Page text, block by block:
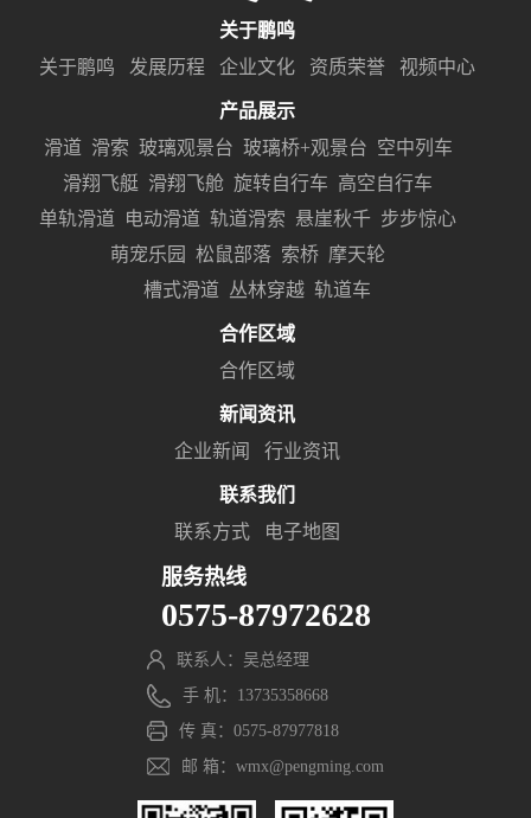
关于鹏鸣
关于鹏鸣
发展历程 企业文化 资质荣誉 视频中心
产品展示
滑道 滑索 玻璃观景台 玻璃桥+观景台 空中列车
滑翔飞艇 滑翔飞舱 旋转自行车 高空自行车
单轨滑道
电动滑道 轨道滑索 悬崖秋千 步步惊心
萌宠乐园
松鼠部落 索桥 摩天轮
槽式滑道 丛林穿越 轨道车
合作区域
合作区域
新闻资讯
企业新闻
行业资讯
联系我们
联系方式
电子地图
服务热线
0575-87972628
联系人：吴总经理
手 机：13735358668
传 真：0575-87977818
邮 箱：wmx@pengming.com